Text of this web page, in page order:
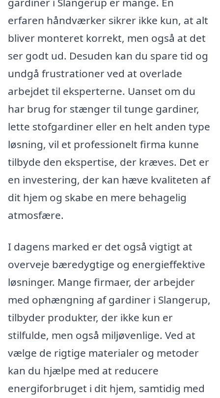
erfaren håndværker sikrer ikke kun, at alt
bliver monteret korrekt, men også at det
ser godt ud. Desuden kan du spare tid og
undgå frustrationer ved at overlade
arbejdet til eksperterne. Uanset om du
har brug for stænger til tunge gardiner,
lette stofgardiner eller en helt anden type
løsning, vil et professionelt firma kunne
tilbyde den ekspertise, der kræves. Det er
en investering, der kan hæve kvaliteten af
dit hjem og skabe en mere behagelig
atmosfære.
I dagens marked er det også vigtigt at
overveje bæredygtige og energieffektive
løsninger. Mange firmaer, der arbejder
med ophængning af gardiner i Slangerup,
tilbyder produkter, der ikke kun er
stilfulde, men også miljøvenlige. Ved at
vælge de rigtige materialer og metoder
kan du hjælpe med at reducere
energiforbruget i dit hjem, samtidig med